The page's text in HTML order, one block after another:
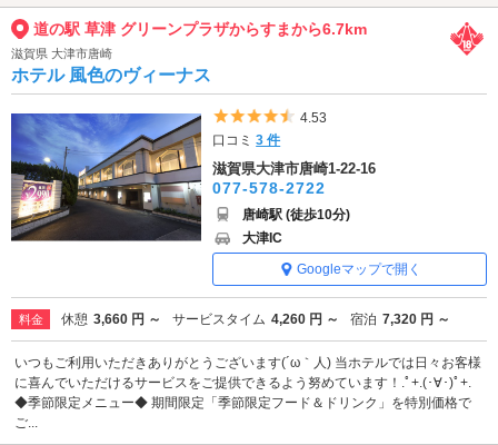
ホテル、草津・栗東エリアのラブホテルからもアクセスが便利です。
道の駅 草津 グリーンプラザからすまから6.7km
滋賀県 大津市唐崎
ホテル 風色のヴィーナス
5つ星のうち4.5
4.53
口コミ3 件
滋賀県大津市唐崎1-22-16
077-578-2722
唐崎駅 (徒歩10分)
大津IC
Googleマップで開く
料金 休憩 3,660 円 ～ サービスタイム 4,260 円 ～ 宿泊 7,320 円 ～
いつもご利用いただきありがとうございます(´ω｀人) 当ホテルでは日々お客様
に喜んでいただけるサービスをご提供できるよう努めています！.ﾟ+.(･∀･)ﾟ+.
◆季節限定メニュー◆ 期間限定「季節限定フード＆ドリンク」を特別価格で
ご...